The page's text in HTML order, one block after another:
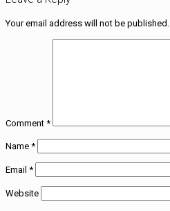
Your email address will not be published.
Comment *
Name *
Email *
Website